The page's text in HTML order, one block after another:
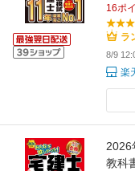
16ポ
ラ
8/9
楽
教科